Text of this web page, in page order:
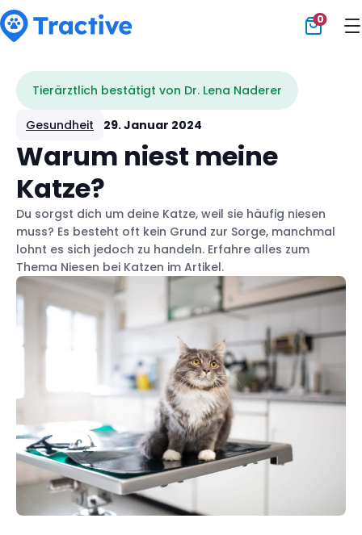
0
Tierärztlich bestätigt von Dr. Lena Naderer
Gesundheit 29. Januar 2024
Warum niest meine
Katze?
Du sorgst dich um deine Katze, weil sie häufig niesen
muss? Es besteht oft kein Grund zur Sorge, manchmal
lohnt es sich jedoch zu handeln. Erfahre alles zum
Thema Niesen bei Katzen im Artikel.